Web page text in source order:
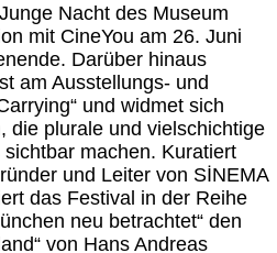
Junge Nacht des Museum
mit CineYou am 26. Juni
Darüber hinaus
am Ausstellungs- und
und widmet sich
die plurale und vielschichtige
machen. Kuratiert
und Leiter von SİNEMA
das Festival in der Reihe
neu betrachtet“ den
von Hans Andreas